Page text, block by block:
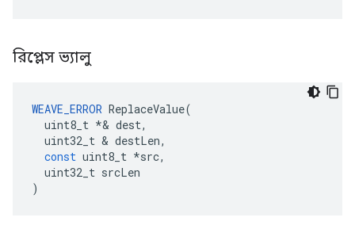
রিপ্লেস ভ্যালু
WEAVE_ERROR ReplaceValue(
uint8_t *& dest,
uint32_t & destLen,
const uint8_t *src,
uint32_t srcLen
)